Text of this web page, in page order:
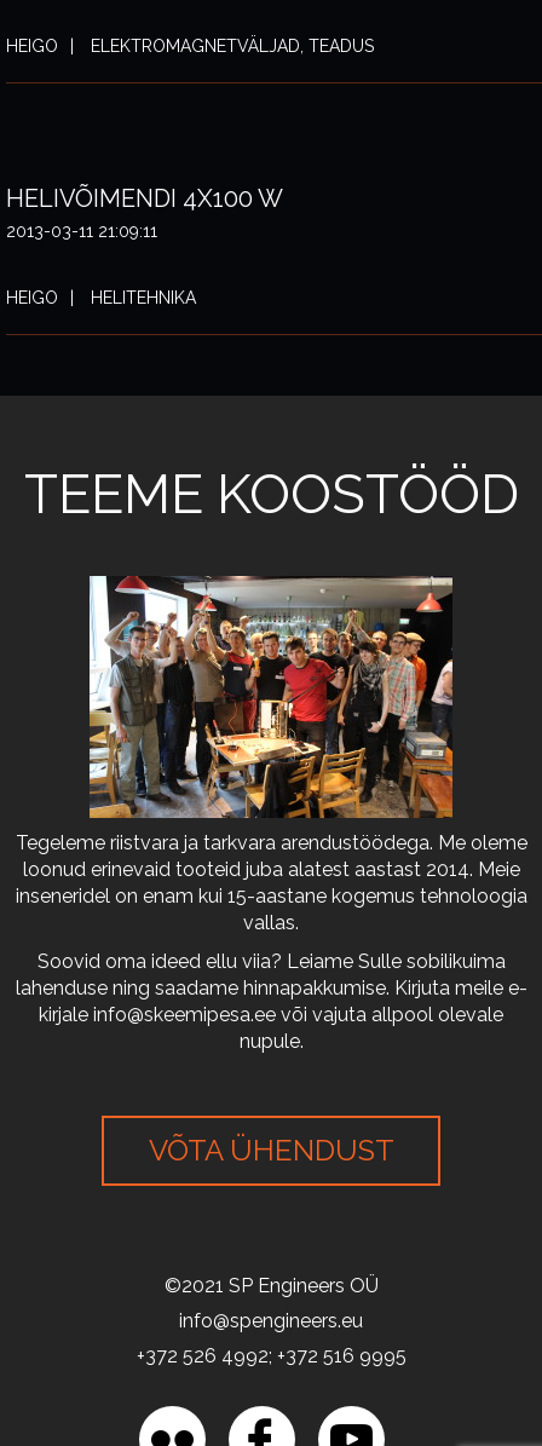
HEIGO ELEKTROMAGNETVÄLJAD, TEADUS
HELIVÕIMENDI 4X100 W
2013-03-11 21:09:11
HEIGO HELITEHNIKA
TEEME KOOSTÖÖD
Tegeleme riistvara ja tarkvara arendustöödega. Me oleme
loonud erinevaid tooteid juba alatest aastast 2014. Meie
inseneridel on enam kui 15-aastane kogemus tehnoloogia
vallas.
Soovid oma ideed ellu viia? Leiame Sulle sobilikuima
lahenduse ning saadame hinnapakkumise. Kirjuta meile e-
kirjale info@skeemipesa.ee või vajuta allpool olevale
nupule.
VÕTA ÜHENDUST
©2021 SP Engineers OÜ
info@spengineers.eu
+372 526 4992; +372 516 9995